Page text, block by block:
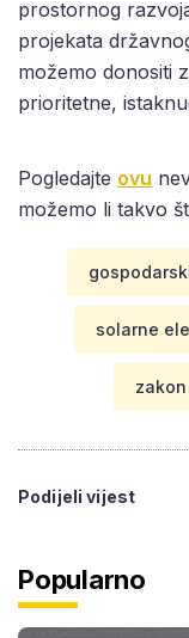
prostornog
projekata
možemo donositi
prioritetne,
Pogledajte ovu
možemo li takvo
solarne
Podijeli vijest
Popularno